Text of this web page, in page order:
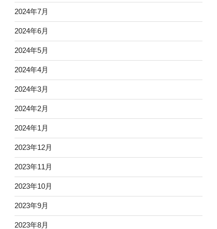
2024年7月
2024年6月
2024年5月
2024年4月
2024年3月
2024年2月
2024年1月
2023年12月
2023年11月
2023年10月
2023年9月
2023年8月